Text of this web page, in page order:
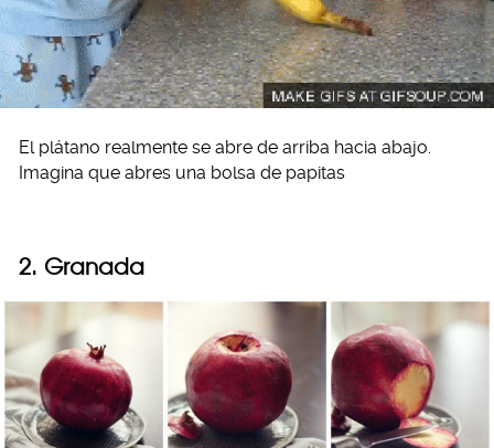
El plátano realmente se abre de arriba hacia abajo.
Imagina que abres una bolsa de papitas
2. Granada